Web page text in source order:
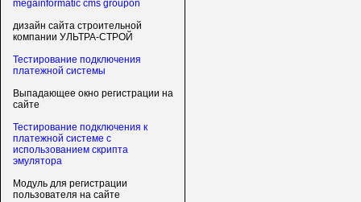
megainformatic cms groupon
дизайн сайта строительной
компании УЛЬТРА-СТРОЙ
Тестирование подключения
платежной системы
Выпадающее окно регистрации на
сайте
Тестирование подключения к
платежной системе с
использованием скрипта
эмулятора
Модуль для регистрации
пользователя на сайте